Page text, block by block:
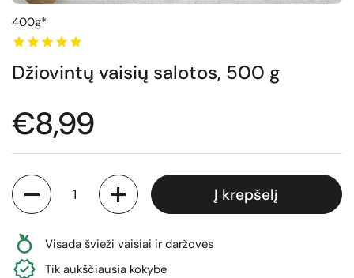
400g*
Džiovintų vaisių salotos, 500 g
Normali kaina
€8,99
Kiekis
Į krepšelį
Visada švieži vaisiai ir daržovės
Tik aukščiausia kokybė